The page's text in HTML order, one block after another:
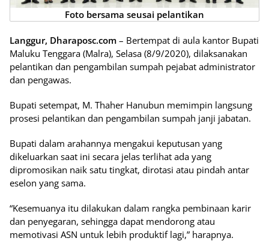
Foto bersama seusai pelantikan
Langgur, Dharaposc.com – Bertempat di aula kantor Bupati
Maluku Tenggara (Malra), Selasa (8/9/2020), dilaksanakan
pelantikan dan pengambilan sumpah pejabat administrator
dan pengawas.
Bupati setempat, M. Thaher Hanubun memimpin langsung
prosesi pelantikan dan pengambilan sumpah janji jabatan.
Bupati dalam arahannya mengakui keputusan yang
dikeluarkan saat ini secara jelas terlihat ada yang
dipromosikan naik satu tingkat, dirotasi atau pindah antar
eselon yang sama.
“Kesemuanya itu dilakukan dalam rangka pembinaan karir
dan penyegaran, sehingga dapat mendorong atau
memotivasi ASN untuk lebih produktif lagi,” harapnya.